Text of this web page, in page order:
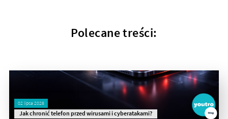
Polecane treści:
02 lipca 2026
Jak chronić telefon przed wirusami i cyberatakami?